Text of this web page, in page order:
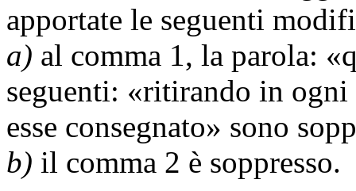
apportate le seguenti
a) al comma 1, la parola:
seguenti: «ritirando in ogni
esse consegnato» sono
b) il comma 2 è soppresso.